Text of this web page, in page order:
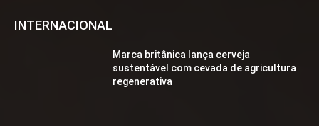
INTERNACIONAL
Marca britânica lança cerveja
sustentável com cevada de agricultura
regenerativa